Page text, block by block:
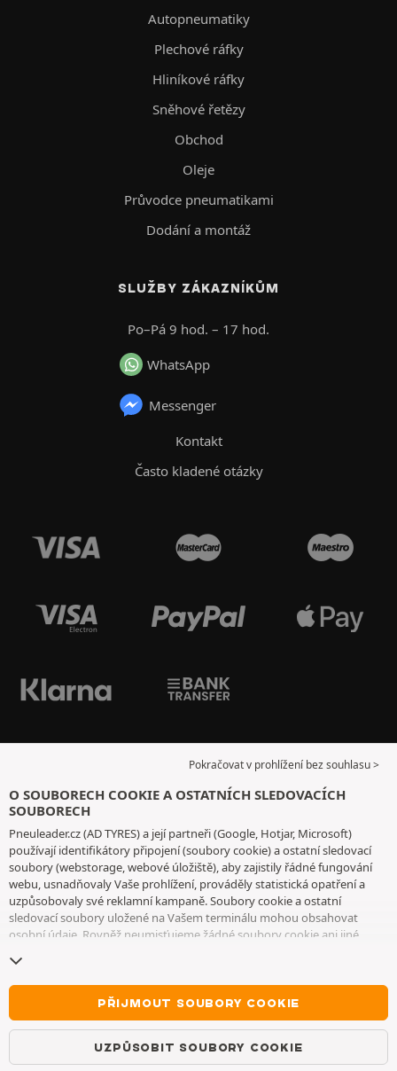
Autopneumatiky
Plechové ráfky
Hliníkové ráfky
Sněhové řetězy
Obchod
Oleje
Průvodce pneumatikami
Dodání a montáž
SLUŽBY ZÁKAZNÍKŮM
Po–Pá 9 hod. – 17 hod.
WhatsApp
Messenger
Kontakt
Často kladené otázky
Pokračovat v prohlížení bez souhlasu >
O SOUBORECH COOKIE A OSTATNÍCH SLEDOVACÍCH
SOUBORECH
Pneuleader.cz (AD TYRES) a její partneři (Google, Hotjar, Microsoft)
používají identifikátory připojení (soubory cookie) a ostatní sledovací
soubory (webstorage, webové úložiště), aby zajistily řádné fungování
webu, usnadňovaly Vaše prohlížení, prováděly statistická opatření a
uzpůsobovaly své reklamní kampaně. Soubory cookie a ostatní
sledovací soubory uložené na Vašem terminálu mohou obsahovat
osobní údaje. Rovněž neumisťujeme žádné soubory cookie ani jiné
vyjma těch, které jsou nezbytné pro fungování webu. Vaši volbu
uchováváme po dobu 6 měsíců. Svůj souhlas můžete kdykoliv odvolat
stránce souborů cookie a ostatních sledovacích souborů
rozhodnout, že budete pokračovat v prohlížení, aniž byste přijali
ukládání souborů cookie nebo jiných sledovacích souborů. Toto
odmítnutí nebrání přístupu ke službám AD TYRES. Pro bližší informace
PŘIJMOUT SOUBORY COOKIE
UZPŮSOBIT SOUBORY COOKIE